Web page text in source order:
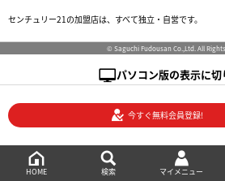
センチュリー21の加盟店は、すべて独立・自営です。
© Saguchi Fudousan Co.,Ltd. All Rights
パソコン版の表示に切
HOME 検索 マイメニュー
今すぐ無料会員登録!
絞り込み検索
メニュー
ご相談・お問い合わせ